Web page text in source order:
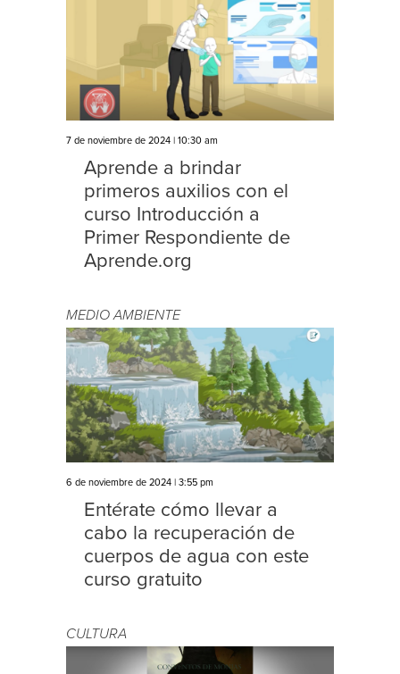
7 de noviembre de 2024 | 10:30 am
Aprende a brindar
primeros auxilios con el
curso Introducción a
Primer Respondiente de
Aprende.org
MEDIO AMBIENTE
6 de noviembre de 2024 | 3:55 pm
Entérate cómo llevar a
cabo la recuperación de
cuerpos de agua con este
curso gratuito
CULTURA